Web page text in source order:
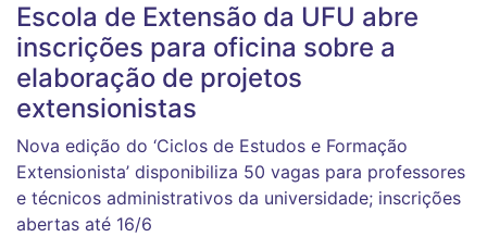
Escola de Extensão da UFU abre
inscrições para oficina sobre a
elaboração de projetos
extensionistas
Nova edição do ‘Ciclos de Estudos e Formação
Extensionista’ disponibiliza 50 vagas para professores
e técnicos administrativos da universidade; inscrições
abertas até 16/6